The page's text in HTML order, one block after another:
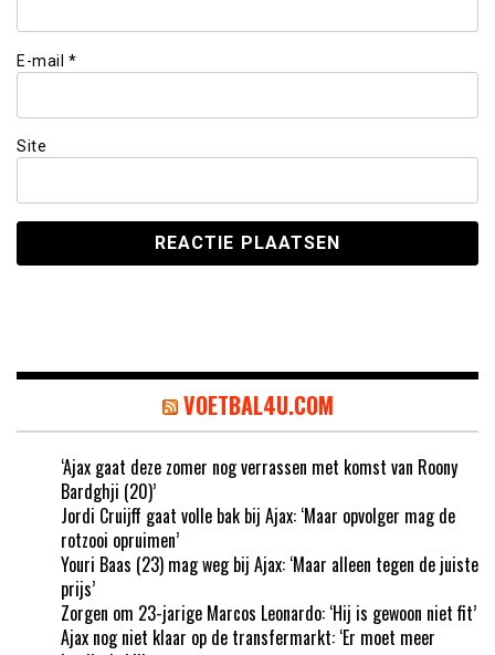
E-mail *
Site
VOETBAL4U.COM
‘Ajax gaat deze zomer nog verrassen met komst van Roony
Bardghji (20)’
Jordi Cruijff gaat volle bak bij Ajax: ‘Maar opvolger mag de
rotzooi opruimen’
Youri Baas (23) mag weg bij Ajax: ‘Maar alleen tegen de juiste
prijs’
Zorgen om 23-jarige Marcos Leonardo: ‘Hij is gewoon niet fit’
Ajax nog niet klaar op de transfermarkt: ‘Er moet meer